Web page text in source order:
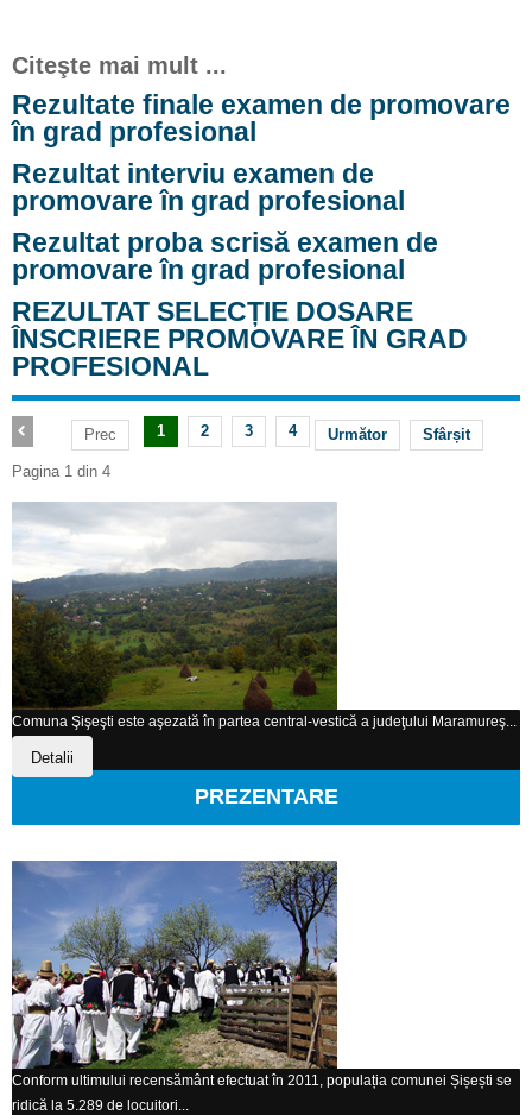
Citeşte mai mult ...
Rezultate finale examen de promovare
în grad profesional
Rezultat interviu examen de
promovare în grad profesional
Rezultat proba scrisă examen de
promovare în grad profesional
REZULTAT SELECȚIE DOSARE
ÎNSCRIERE PROMOVARE ÎN GRAD
PROFESIONAL
Prec 1 2 3 4 Următor Sfârșit
Pagina 1 din 4
Comuna Şişeşti este aşezată în partea central-vestică a judeţului Maramureş...
Detalii
PREZENTARE
Conform ultimului recensământ efectuat în 2011, populația comunei Șișești se
ridică la 5.289 de locuitori...